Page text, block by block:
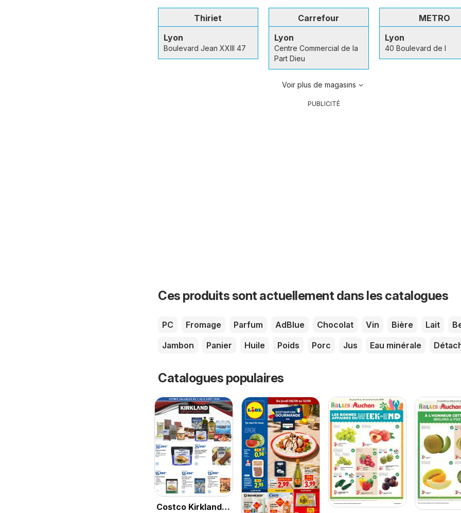
Thiriet
Lyon
Boulevard Jean XXIII 47
Carrefour
Lyon
Centre Commercial de la
Part Dieu
METRO
Lyon
40 Boulevard de l
Voir plus de magasins
PUBLICITÉ
Ces produits sont actuellement dans les catalogues
PC Fromage Parfum AdBlue Chocolat Vin Bière Lait
Jambon
Panier Huile Poids Porc Jus Eau minérale
Catalogues populaires
Costco Kirkland